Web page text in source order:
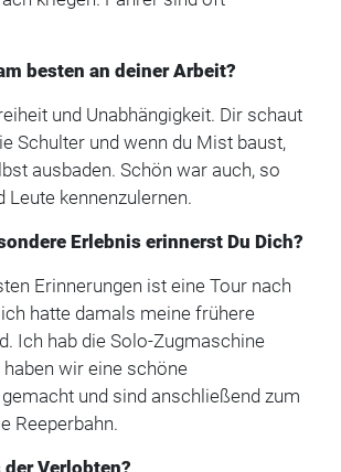
besten an deiner Arbeit?
und Unabhängigkeit. Dir schaut
Schulter und wenn du Mist baust,
ausbaden. Schön war auch, so
Leute kennenzulernen.
Erlebnis erinnerst Du Dich?
Erinnerungen ist eine Tour nach
ich hatte damals meine frühere
Ich hab die Solo-Zugmaschine
wir eine schöne
und sind anschließend zum
Reeperbahn.